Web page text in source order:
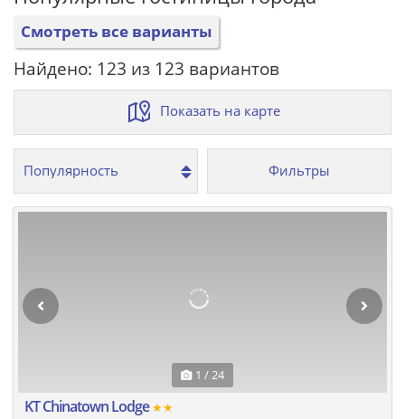
Смотреть все варианты
Найдено: 123 из 123 вариантов
Показать на карте
Фильтры
1 / 24
KT Chinatown Lodge★★